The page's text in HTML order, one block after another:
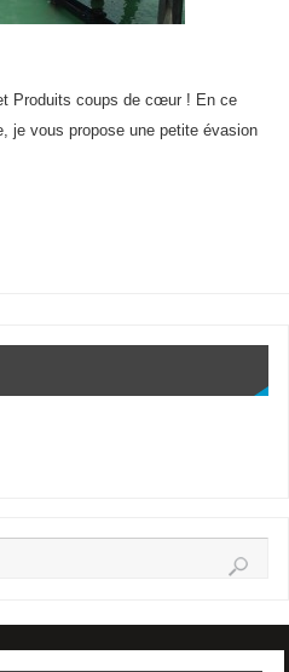
Produits coups de cœur ! En ce
je vous propose une petite évasion